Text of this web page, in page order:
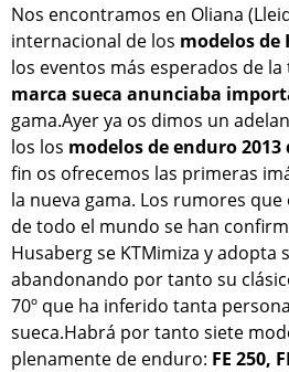
Nos encontramos en Oliana
internacional de los modelos de
los eventos más esperados de
marca sueca anunciaba
gama.Ayer ya os dimos un
los los modelos de enduro 2013
fin os ofrecemos las primeras
la nueva gama. Los rumores
de todo el mundo se han
Husaberg se KTMimiza y adopta
abandonando por tanto su
70º que ha inferido tanta
sueca.Habrá por tanto siete
plenamente de enduro: FE 250,